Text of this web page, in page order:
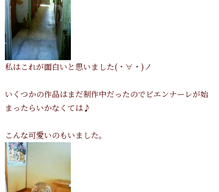
私はこれが面白いと思いました(・∀・)ノ
いくつかの作品はまだ制作中だったのでビエンナーレが始
まったらいかなくては♪
こんな可愛いのもいました。